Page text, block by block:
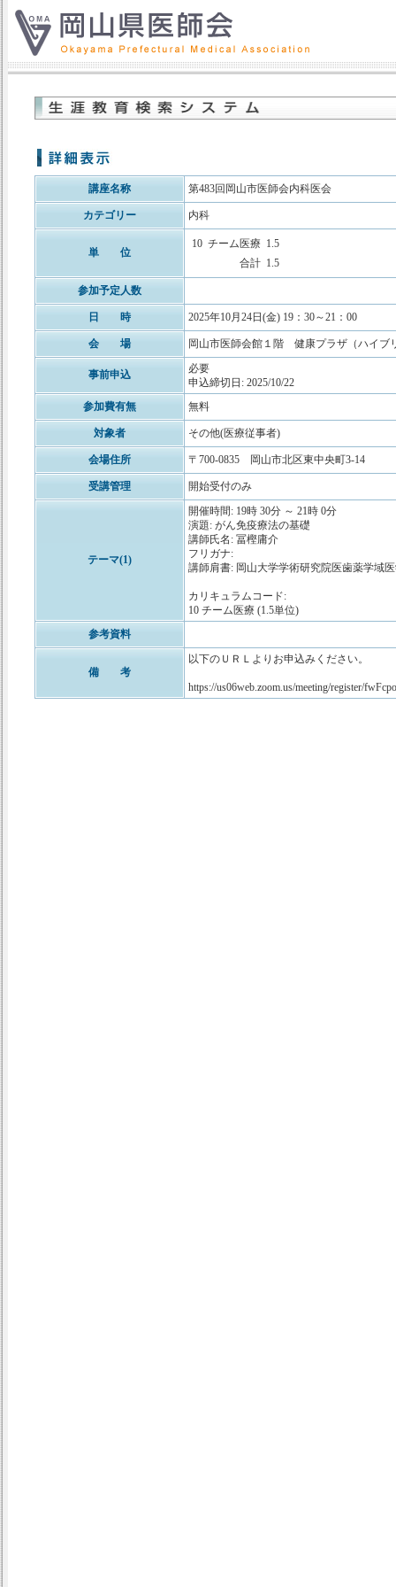
講座名称 第483回岡山市医師会内科医会
カテゴリー 内科
単 位
10 チーム医療 1.5
合計 1.5
参加予定人数
日 時 2025年10月24日(金) 19：30～21：00
会 場 岡山市医師会館１階 健康プラザ（ハイブ
事前申込
必要
申込締切日: 2025/10/22
参加費有無
無料
対象者 その他(医療従事者)
会場住所 〒700-0835 岡山市北区東中央町3-14
受講管理 開始受付のみ
テーマ(1)
開催時間: 19時 30分 ～ 21時 0分
演題: がん免疫療法の基礎
講師氏名: 冨樫庸介
フリガナ:
講師肩書: 岡山大学学術研究院医歯薬学域
カリキュラムコード:
10 チーム医療 (1.5単位)
参考資料
備 考
以下のＵＲＬよりお申込みください。
https://us06web.zoom.us/meeting/register/